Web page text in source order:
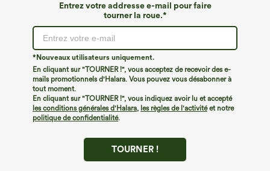
Entrez votre addresse e-mail pour faire
tourner la roue.*
*Nouveaux utilisateurs uniquement.
En cliquant sur "TOURNER !", vous acceptez de recevoir des e-
mails promotionnels d'Halara. Vous pouvez vous désabonner à
tout moment.
En cliquant sur "TOURNER !", vous indiquez avoir lu et accepté
les conditions générales d'Halara, les règles de l'activitéet notre
politique de confidentialité.
TOURNER !